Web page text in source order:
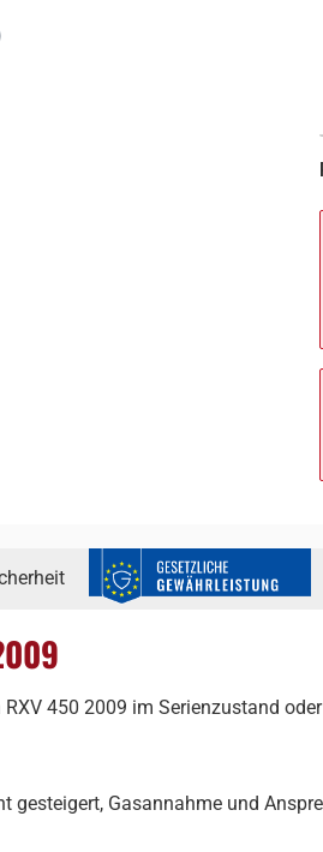
450 2009 im Serienzustand
Gasannahme und